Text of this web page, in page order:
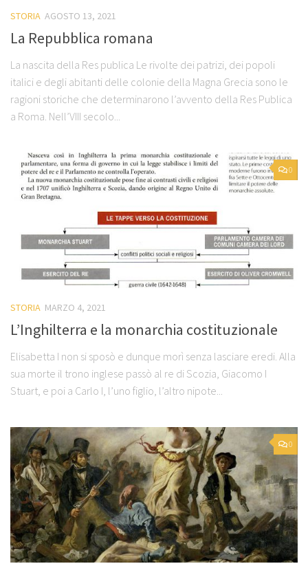
STORIA AGOSTO 13, 2021
La Repubblica romana
La nascita della Res publica Le rivolte dei patrizi, dei popoli
italici e degli abitanti delle colonie della Magna Grecia sono le
ragioni storiche che determinarono l’avvento della Res Publica
a Roma. Nell’VIII secolo...
0
STORIA MARZO 4, 2021
L’Inghilterra e la monarchia costituzionale
Elisabetta I non si sposò e dunque morì senza lasciare eredi. Alla
sua morte il trono inglese passò al re di Scozia, Giacomo I
Stuart, e poi a Carlo I, l’uno figlio, l’altro nipote...
0